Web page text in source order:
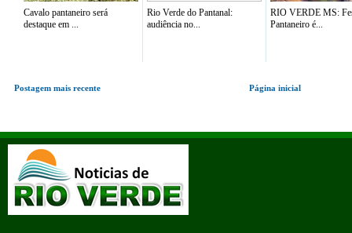
Cavalo pantaneiro será
destaque em ...
Rio Verde do Pantanal:
audiência no...
RIO VERDE MS:
Pantaneiro é...
Postagem mais recente Página inicial